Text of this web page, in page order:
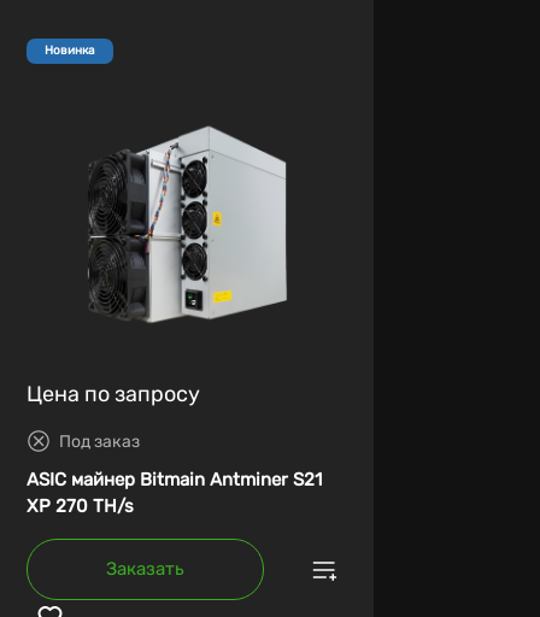
Новинка
Цена по запросу
Под заказ
ASIC майнер Bitmain Antminer S21
XP 270 TH/s
Заказать